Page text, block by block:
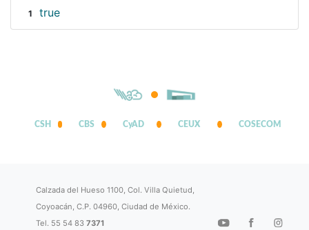
1 true
CSH CBS CyAD CEUX COSECOM
Calzada del Hueso 1100, Col. Villa Quietud,
Coyoacán, C.P. 04960, Ciudad de México.
Tel. 55 54 837371